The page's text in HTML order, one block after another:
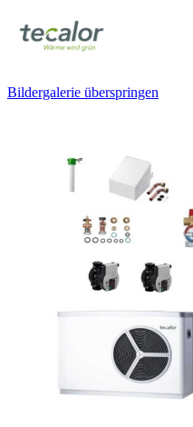
Bildergalerie überspringen